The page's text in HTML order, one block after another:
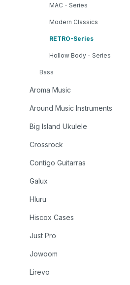
MAC - Series
Modern Classics
RETRO-Series
Hollow Body - Series
Bass
Aroma Music
Around Music Instruments
Big Island Ukulele
Crossrock
Contigo Guitarras
Galux
Hluru
Hiscox Cases
Just Pro
Jowoom
Lirevo